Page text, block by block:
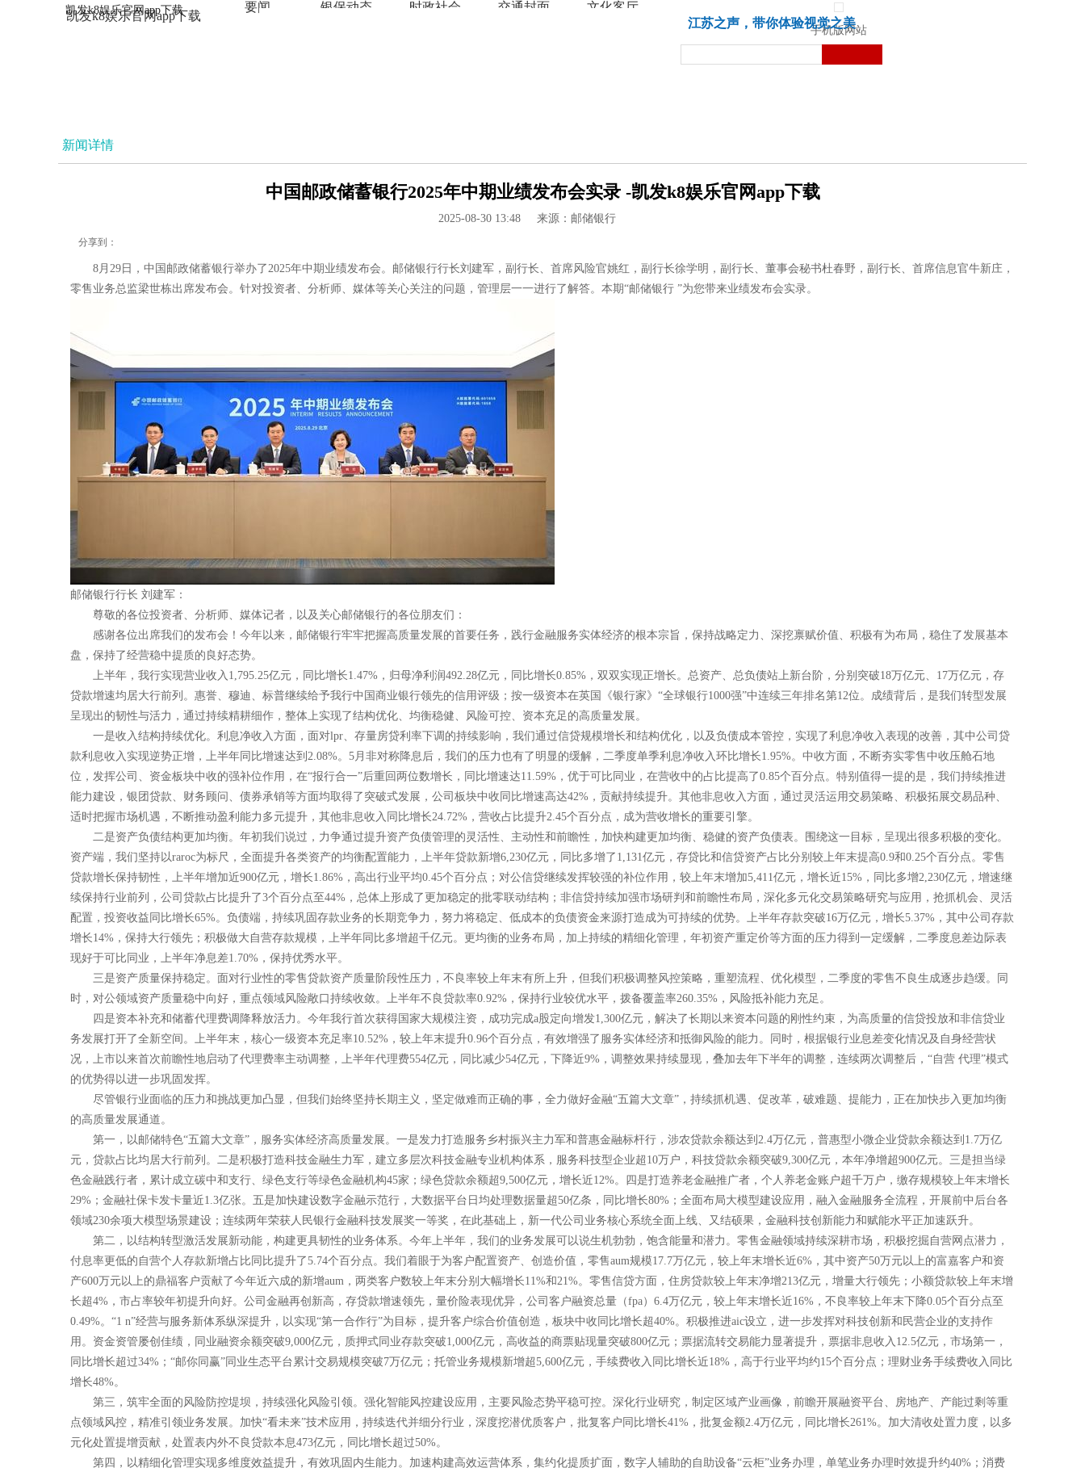
凯发k8娱乐官网app下载
凯发k8娱乐官网app下载
要闻 银保动态 时政社会 交通封面 文化客厅
手机版网站
江苏之声，带你体验视觉之美
新闻详情
中国邮政储蓄银行2025年中期业绩发布会实录 -凯发k8娱乐官网app下载
2025-08-30 13:48 来源：邮储银行
分享到：
8月29日，中国邮政储蓄银行举办了2025年中期业绩发布会。邮储银行行长刘建军，副行长、首席风险官姚红，副行长徐学明，副行长、董事会秘书杜春野，副行长、首席信息官牛新庄，
零售业务总监梁世栋出席发布会。针对投资者、分析师、媒体等关心关注的问题，管理层一一进行了解答。本期“邮储银行 ”为您带来业绩发布会实录。
邮储银行行长 刘建军：
尊敬的各位投资者、分析师、媒体记者，以及关心邮储银行的各位朋友们：
感谢各位出席我们的发布会！今年以来，邮储银行牢牢把握高质量发展的首要任务，践行金融服务实体经济的根本宗旨，保持战略定力、深挖禀赋价值、积极有为布局，稳住了发展基本
盘，保持了经营稳中提质的良好态势。
上半年，我行实现营业收入1,795.25亿元，同比增长1.47%，归母净利润492.28亿元，同比增长0.85%，双双实现正增长。总资产、总负债站上新台阶，分别突破18万亿元、17万亿元，存
贷款增速均居大行前列。惠誉、穆迪、标普继续给予我行中国商业银行领先的信用评级；按一级资本在英国《银行家》“全球银行1000强”中连续三年排名第12位。成绩背后，是我们转型发展
呈现出的韧性与活力，通过持续精耕细作，整体上实现了结构优化、均衡稳健、风险可控、资本充足的高质量发展。
一是收入结构持续优化。利息净收入方面，面对lpr、存量房贷利率下调的持续影响，我们通过信贷规模增长和结构优化，以及负债成本管控，实现了利息净收入表现的改善，其中公司贷
款利息收入实现逆势正增，上半年同比增速达到2.08%。5月非对称降息后，我们的压力也有了明显的缓解，二季度单季利息净收入环比增长1.95%。中收方面，不断夯实零售中收压舱石地
位，发挥公司、资金板块中收的强补位作用，在“报行合一”后重回两位数增长，同比增速达11.59%，优于可比同业，在营收中的占比提高了0.85个百分点。特别值得一提的是，我们持续推进
能力建设，银团贷款、财务顾问、债券承销等方面均取得了突破式发展，公司板块中收同比增速高达42%，贡献持续提升。其他非息收入方面，通过灵活运用交易策略、积极拓展交易品种、
适时把握市场机遇，不断推动盈利能力多元提升，其他非息收入同比增长24.72%，营收占比提升2.45个百分点，成为营收增长的重要引擎。
二是资产负债结构更加均衡。年初我们说过，力争通过提升资产负债管理的灵活性、主动性和前瞻性，加快构建更加均衡、稳健的资产负债表。围绕这一目标，呈现出很多积极的变化。
资产端，我们坚持以raroc为标尺，全面提升各类资产的均衡配置能力，上半年贷款新增6,230亿元，同比多增了1,131亿元，存贷比和信贷资产占比分别较上年末提高0.9和0.25个百分点。零售
贷款增长保持韧性，上半年增加近900亿元，增长1.86%，高出行业平均0.45个百分点；对公信贷继续发挥较强的补位作用，较上年末增加5,411亿元，增长近15%，同比多增2,230亿元，增速继
续保持行业前列，公司贷款占比提升了3个百分点至44%，总体上形成了更加稳定的批零联动结构；非信贷持续加强市场研判和前瞻性布局，深化多元化交易策略研究与应用，抢抓机会、灵活
配置，投资收益同比增长65%。负债端，持续巩固存款业务的长期竞争力，努力将稳定、低成本的负债资金来源打造成为可持续的优势。上半年存款突破16万亿元，增长5.37%，其中公司存款
增长14%，保持大行领先；积极做大自营存款规模，上半年同比多增超千亿元。更均衡的业务布局，加上持续的精细化管理，年初资产重定价等方面的压力得到一定缓解，二季度息差边际表
现好于可比同业，上半年净息差1.70%，保持优秀水平。
三是资产质量保持稳定。面对行业性的零售贷款资产质量阶段性压力，不良率较上年末有所上升，但我们积极调整风控策略，重塑流程、优化模型，二季度的零售不良生成逐步趋缓。同
时，对公领域资产质量稳中向好，重点领域风险敞口持续收敛。上半年不良贷款率0.92%，保持行业较优水平，拨备覆盖率260.35%，风险抵补能力充足。
四是资本补充和储蓄代理费调降释放活力。今年我行首次获得国家大规模注资，成功完成a股定向增发1,300亿元，解决了长期以来资本问题的刚性约束，为高质量的信贷投放和非信贷业
务发展打开了全新空间。上半年末，核心一级资本充足率10.52%，较上年末提升0.96个百分点，有效增强了服务实体经济和抵御风险的能力。同时，根据银行业息差变化情况及自身经营状
况，上市以来首次前瞻性地启动了代理费率主动调整，上半年代理费554亿元，同比减少54亿元，下降近9%，调整效果持续显现，叠加去年下半年的调整，连续两次调整后，“自营 代理”模式
的优势得以进一步巩固发挥。
尽管银行业面临的压力和挑战更加凸显，但我们始终坚持长期主义，坚定做难而正确的事，全力做好金融“五篇大文章”，持续抓机遇、促改革，破难题、提能力，正在加快步入更加均衡
的高质量发展通道。
第一，以邮储特色“五篇大文章”，服务实体经济高质量发展。一是发力打造服务乡村振兴主力军和普惠金融标杆行，涉农贷款余额达到2.4万亿元，普惠型小微企业贷款余额达到1.7万亿
元，贷款占比均居大行前列。二是积极打造科技金融生力军，建立多层次科技金融专业机构体系，服务科技型企业超10万户，科技贷款余额突破9,300亿元，本年净增超900亿元。三是担当绿
色金融践行者，累计成立碳中和支行、绿色支行等绿色金融机构45家；绿色贷款余额超9,500亿元，增长近12%。四是打造养老金融推广者，个人养老金账户超千万户，缴存规模较上年末增长
29%；金融社保卡发卡量近1.3亿张。五是加快建设数字金融示范行，大数据平台日均处理数据量超50亿条，同比增长80%；全面布局大模型建设应用，融入金融服务全流程，开展前中后台各
领域230余项大模型场景建设；连续两年荣获人民银行金融科技发展奖一等奖，在此基础上，新一代公司业务核心系统全面上线、又结硕果，金融科技创新能力和赋能水平正加速跃升。
第二，以结构转型激活发展新动能，构建更具韧性的业务体系。今年上半年，我们的业务发展可以说生机勃勃，饱含能量和潜力。零售金融领域持续深耕市场，积极挖掘自营网点潜力，
付息率更低的自营个人存款新增占比同比提升了5.74个百分点。我们着眼于为客户配置资产、创造价值，零售aum规模17.7万亿元，较上年末增长近6%，其中资产50万元以上的富嘉客户和资
产600万元以上的鼎福客户贡献了今年近六成的新增aum，两类客户数较上年末分别大幅增长11%和21%。零售信贷方面，住房贷款较上年末净增213亿元，增量大行领先；小额贷款较上年末增
长超4%，市占率较年初提升向好。公司金融再创新高，存贷款增速领先，量价险表现优异，公司客户融资总量（fpa）6.4万亿元，较上年末增长近16%，不良率较上年末下降0.05个百分点至
0.49%。“1 n”经营与服务新体系纵深提升，以实现“第一合作行”为目标，提升客户综合价值创造，板块中收同比增长超40%。积极推进aic设立，进一步发挥对科技创新和民营企业的支持作
用。资金资管屡创佳绩，同业融资余额突破9,000亿元，质押式同业存款突破1,000亿元，高收益的商票贴现量突破800亿元；票据流转交易能力显著提升，票据非息收入12.5亿元，市场第一，
同比增长超过34%；“邮你同赢”同业生态平台累计交易规模突破7万亿元；托管业务规模新增超5,600亿元，手续费收入同比增长近18%，高于行业平均约15个百分点；理财业务手续费收入同比
增长48%。
第三，筑牢全面的风险防控堤坝，持续强化风险引领。强化智能风控建设应用，主要风险态势平稳可控。深化行业研究，制定区域产业画像，前瞻开展融资平台、房地产、产能过剩等重
点领域风控，精准引领业务发展。加快“看未来”技术应用，持续迭代并细分行业，深度挖潜优质客户，批复客户同比增长41%，批复金额2.4万亿元，同比增长261%。加大清收处置力度，以多
元化处置提增贡献，处置表内外不良贷款本息473亿元，同比增长超过50%。
第四，以精细化管理实现多维度效益提升，有效巩固内生能力。加速构建高效运营体系，集约化提质扩面，数字人辅助的自助设备“云柜”业务办理，单笔业务办理时效提升约40%；消费